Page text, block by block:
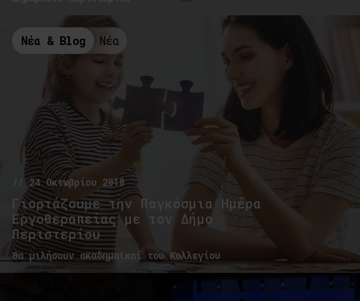
Νέα & Blog Νέα
// 24 Οκτωβρίου 2018
Γιορτάζουμε την Παγκόσμια Ημέρα
Εργοθεραπείας με τον Δήμο
Περιστερίου
Θα μιλήσουν ακαδημαϊκοί του Κολλεγίου